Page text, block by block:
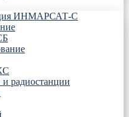
ИНМАРСАТ-С
радиостанции